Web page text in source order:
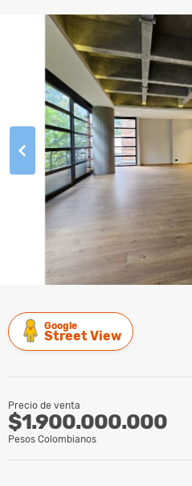
Google
Street View
Precio de venta
$1.900.000.000
Pesos Colombianos